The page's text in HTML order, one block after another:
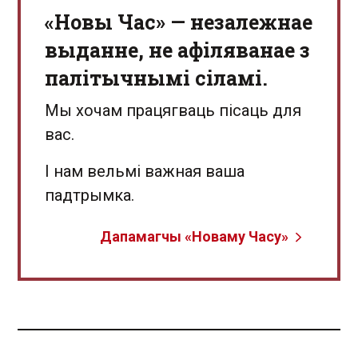
«Новы Час» — незалежнае
выданне, не афіляванае з
палітычнымі сіламі.
Мы хочам працягваць пісаць для
вас.
І нам вельмі важная ваша
падтрымка.
Дапамагчы «Новаму Часу»